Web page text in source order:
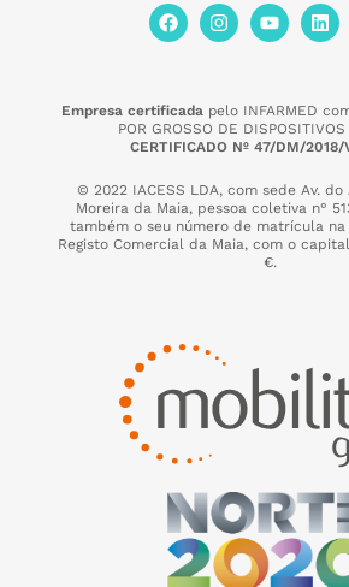
Empresa certificadapelo INFARMED
POR GROSSO DE
CERTIFICADO Nº 47/DM/
© 2022 IACESS LDA, com sede Av. do
Moreira da Maia, pessoa coletiva n°
também o seu número de matrícula na
Registo Comercial da Maia, com o
€.